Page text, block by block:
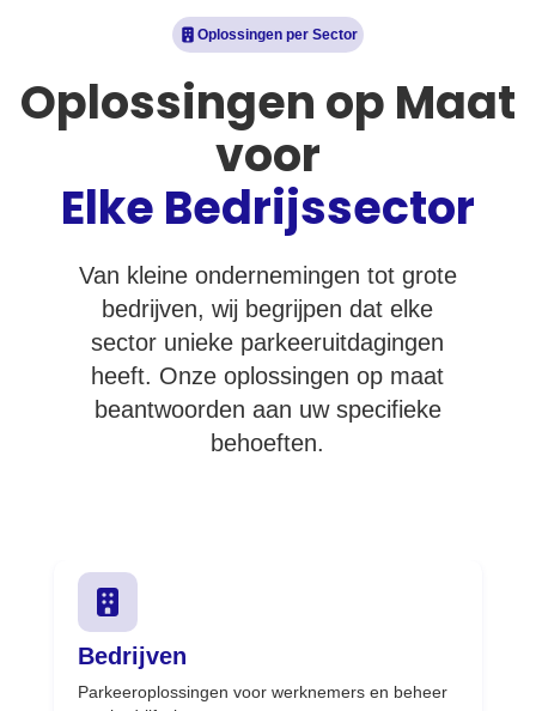
Oplossingen per Sector
Oplossingen op Maat
voor
Elke Bedrijssector
Van kleine ondernemingen tot grote
bedrijven, wij begrijpen dat elke
sector unieke parkeeruitdagingen
heeft. Onze oplossingen op maat
beantwoorden aan uw specifieke
behoeften.
Bedrijven
Parkeeroplossingen voor werknemers en beheer